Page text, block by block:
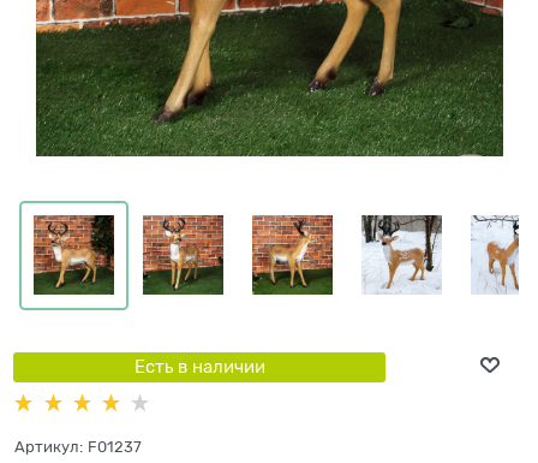
Есть в наличии
Артикул: F01237